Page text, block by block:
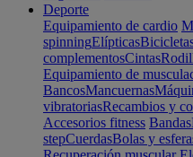
Deporte
Equipamiento de cardio
spinningElípticas
complementosCintas
Equipamiento de
BancosMancuernas
vibratoriasRecambios y
Accesorios fitness Bandas
stepCuerdasBolas y